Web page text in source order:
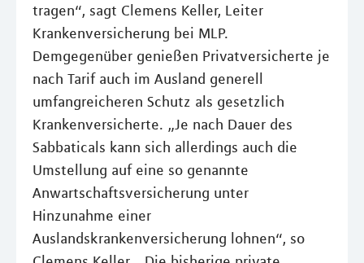
tragen“, sagt Clemens Keller, Leiter
Krankenversicherung bei MLP.
Demgegenüber genießen Privatversicherte je
nach Tarif auch im Ausland generell
umfangreicheren Schutz als gesetzlich
Krankenversicherte. „Je nach Dauer des
Sabbaticals kann sich allerdings auch die
Umstellung auf eine so genannte
Anwartschaftsversicherung unter
Hinzunahme einer
Auslandskrankenversicherung lohnen“, so